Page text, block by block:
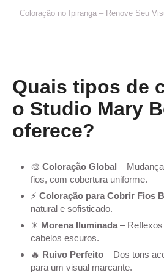
Coloração no Ipiranga – Renove Seu
Quais tipos de
o Studio Mary
oferece?
🎨 Coloração Global –
fios, com cobertura uniforme.
⚡ Coloração para Cobrir Fios
natural e sofisticado.
☀ Morena Iluminada –
cabelos escuros.
🔥 Ruivo Perfeito – Dos tons
para um visual marcante.